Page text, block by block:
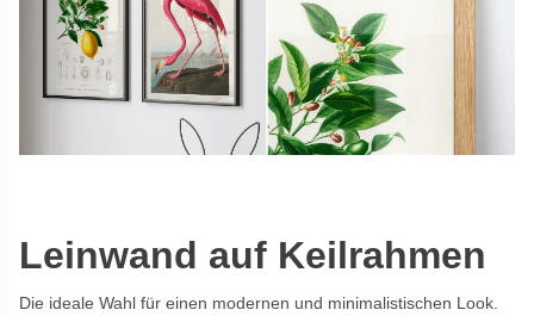
Leinwand auf Keilrahmen
Die ideale Wahl für einen modernen und minimalistischen Look.